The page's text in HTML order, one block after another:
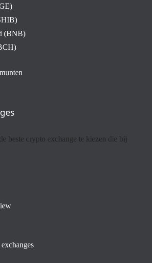
(BNB)
beste crypto exchange te kiezen die bij